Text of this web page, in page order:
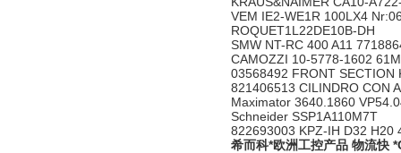
VEM IE2-WE1R 100LX4
ROQUET1L22DE10B-DH
SMW NT-RC 400 A11
CAMOZZI 10-5778-1602
03568492 FRONT
821406513 CILINDRO CON
Maximator 3640.1860
Schneider SSP1A110M7T
822693003 KPZ-IH D32
希而科*欧洲工控产品 物流快